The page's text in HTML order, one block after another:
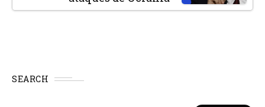
SEARCH